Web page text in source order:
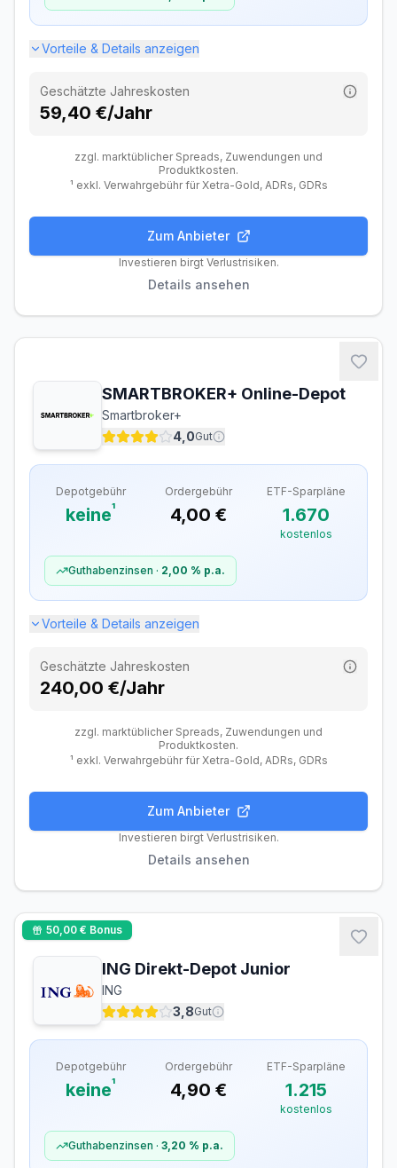
Zusätzliche Gebühren
Dividendengebühr (Ausland)
Vorteile & Details anzeigen
Geschätzte Jahreskosten
59,40 €/Jahr
zzgl. marktüblicher Spreads, Zuwendungen und
Produktkosten.
¹ exkl. Verwahrgebühr für Xetra-Gold, ADRs, GDRs
Handel Features
Depotführung Kostenlos
Inland (Xetra, gettex)
0,99 €
Sparplan-Gebühren
ETF-Sparplan
Kostenlos
Verfügbare ETF-Sparpläne
Davon kostenlos
Zum Anbieter
Investieren birgt Verlustrisiken.
Details ansehen
SMARTBROKER+ Online-Depot
Smartbroker+
4,0Gut
Depotgebühr
keine¹
Ordergebühr
4,00 €
ETF-Sparpläne
1.670
kostenlos
Guthabenzinsen · 2,00 % p.a.
Vorteile & Details anzeigen
Geschätzte Jahreskosten
240,00 €/Jahr
zzgl. marktüblicher Spreads, Zuwendungen und
Produktkosten.
¹ exkl. Verwahrgebühr für Xetra-Gold, ADRs, GDRs
Handel Features
Depotführung Kostenlos
Ordergebühren
Inland (Xetra, gettex)
Sparplan-Gebühren
ETF-Sparplan
Kostenlos
Verfügbare ETF-Sparpläne
Davon kostenlos
Zum Anbieter
Investieren birgt Verlustrisiken.
Details ansehen
ING Direkt-Depot Junior
ING
3,8Gut
50,00 € Bonus
Depotgebühr
keine¹
Ordergebühr
4,90 €
ETF-Sparpläne
1.215
kostenlos
Guthabenzinsen · 3,20 % p.a.